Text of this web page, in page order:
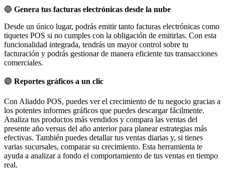
🔵 Genera tus facturas electrónicas desde la nube
Desde un único lugar, podrás emitir tanto facturas electrónicas como
tiquetes POS si no cumples con la obligación de emitirlas. Con esta
funcionalidad integrada, tendrás un mayor control sobre tu
facturación y podrás gestionar de manera eficiente tus transacciones
comerciales.
🟣 Reportes gráficos a un clic
Con Aliaddo POS, puedes ver el crecimiento de tu negocio gracias a
los potentes informes gráficos que puedes descargar fácilmente.
Analiza tus productos más vendidos y compara las ventas del
presente año versus del año anterior para planear estrategias más
efectivas. También puedes detallar tus ventas diarias y, si tienes
varias sucursales, comparar su crecimiento. Esta herramienta te
ayuda a analizar a fondo el comportamiento de tus ventas en tiempo
real.